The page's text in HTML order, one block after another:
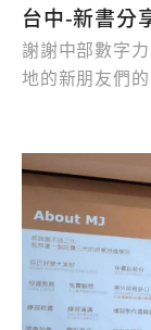
台中-新書分
謝謝中部數字
地的新朋友們